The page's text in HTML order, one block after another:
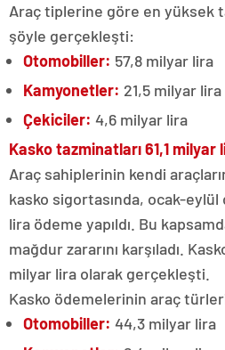
Araç tiplerine göre en yüksek
şöyle gerçekleşti:
Otomobiller: 57,8 milyar lira
Kamyonetler: 21,5 milyar lira
Çekiciler: 4,6 milyar lira
Kasko tazminatları 61,1 milyar
Araç sahiplerinin kendi
kasko sigortasında, ocak-eylül
lira ödeme yapıldı. Bu
mağdur zararını karşıladı.
milyar lira olarak gerçekleşti.
Kasko ödemelerinin araç
Otomobiller: 44,3 milyar lira